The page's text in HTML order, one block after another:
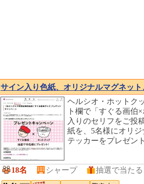
サイン入り色紙、オリジナルマグネッ
ヘルシオ・ホットク
ト欄で「すぐる画伯
入りのセリフをご投
紙を、5名様にオリ
テッカーをプレゼン
18名 シャープ 抽選で当たる